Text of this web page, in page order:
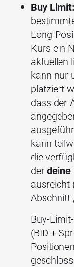
Buy Limit:
Long-
Kurs ein
aktuellen
kann nur
platziert
dass der
kann
die
derdeine
ausreicht
Abschnitt
Buy-
(BID +